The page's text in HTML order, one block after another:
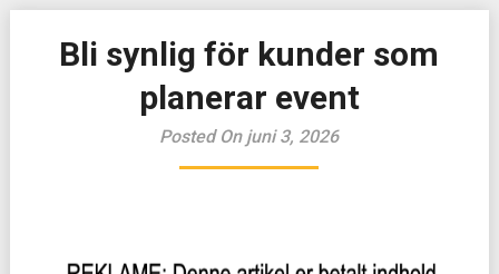
Bli synlig för kunder som
planerar event
Posted On juni 3, 2026